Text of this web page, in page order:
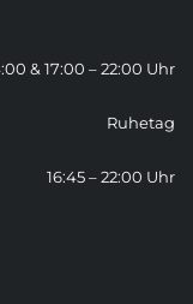
& 17:00 – 22:00 Uhr
Ruhetag
16:45 – 22:00 Uhr